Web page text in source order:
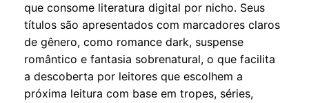
que consome literatura digital por nicho. Seus
títulos são apresentados com marcadores claros
de gênero, como romance dark, suspense
romântico e fantasia sobrenatural, o que facilita
a descoberta por leitores que escolhem a
próxima leitura com base em tropes, séries,